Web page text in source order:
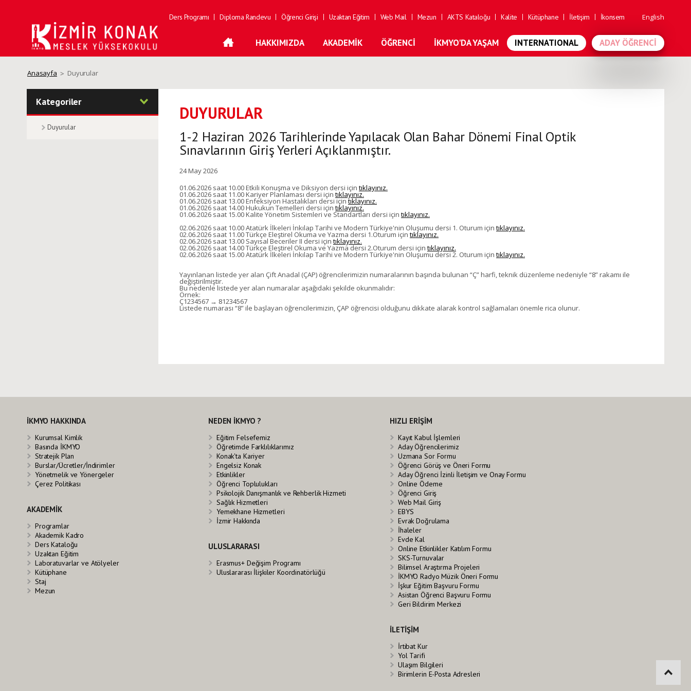
Ders Programı Diploma Randevu Öğrenci Girişi Uzaktan Eğitim Web Mail Mezun AKTS Kataloğu Kalite Kütüphane İletişim İkonsem English
HAKKIMIZDA AKADEMIK ÖĞRENCI İKMYO'DA YAŞAM INTERNATIONAL ADAY ÖĞRENCI
Anasayfa Duyurular
Kategoriler
Duyurular
DUYURULAR
1-2 Haziran 2026 Tarihlerinde Yapılacak Olan Bahar Dönemi Final Optik
Sınavlarının Giriş Yerleri Açıklanmıştır.
24 May 2026
01.06.2026 saat 10.00 Etkili Konuşma ve Diksiyon dersi için tıklayınız.
01.06.2026 saat 11.00 Kariyer Planlaması dersi için tıklayınız.
01.06.2026 saat 13.00 Enfeksiyon Hastalıkları dersi içintıklayınız.
01.06.2026 saat 14.00 Hukukun Temelleri dersi için tıklayınız.
01.06.2026 saat 15.00 Kalite Yönetim Sistemleri ve Standartları dersi için tıklayınız.
02.06.2026 saat 10.00 Atatürk İlkeleri İnkılap Tarihi ve Modern Türkiye'nin Oluşumu dersi 1. Oturum için tıklayınız.
02.06.2026 saat 11.00 Türkçe Eleştirel Okuma ve Yazma dersi 1.Oturum için tıklayınız.
02.06.2026 saat 13.00 Sayısal Beceriler II dersi için tıklayınız.
02.06.2026 saat 14.00 Türkçe Eleştirel Okuma ve Yazma dersi 2.Oturum dersi için tıklayınız.
02.06.2026 saat 15.00 Atatürk İlkeleri İnkılap Tarihi ve Modern Türkiye'nin Oluşumu dersi 2. Oturum için tıklayınız.
Yayınlanan listede yer alan Çift Anadal (ÇAP) öğrencilerimizin numaralarının başında bulunan “Ç” harfi, teknik düzenleme nedeniyle “8” rakamı ile
değiştirilmiştir.
Bu nedenle listede yer alan numaralar aşağıdaki şekilde okunmalıdır:
Örnek:
Ç1234567 → 81234567
Listede numarası “8” ile başlayan öğrencilerimizin, ÇAP öğrencisi olduğunu dikkate alarak kontrol sağlamaları önemle rica olunur.
İKMYO HAKKINDA
Kurumsal Kimlik
Basında İKMYO
Stratejik Plan
Burslar/Ücretler/İndirimler
Yönetmelik ve Yönergeler
Çerez Politikası
NEDEN İKMYO ?
Eğitim Felsefemiz
Öğretimde Farklılıklarımız
Konak'ta Kariyer
Engelsiz Konak
Etkinlikler
Öğrenci Toplulukları
Psikolojik Danışmanlık ve Rehberlik Hizmeti
Sağlık Hizmetleri
Yemekhane Hizmetleri
İzmir Hakkında
HIZLI ERİŞİM
Kayıt Kabul İşlemleri
Aday Öğrencilerimiz
Uzmana Sor Formu
Öğrenci Görüş ve Öneri Formu
Aday Öğrenci İzinli İletişim ve Onay Formu
Online Ödeme
Öğrenci Giriş
Web Mail Giriş
EBYS
Evrak Doğrulama
İhaleler
Evde Kal
Online Etkinlikler Katılım Formu
SKS-Turnuvalar
Bilimsel Araştırma Projeleri
İKMYO Radyo Müzik Öneri Formu
İşkur Eğitim Başvuru Formu
Asistan Öğrenci Başvuru Formu
Geri Bildirim Merkezi
AKADEMİK
Programlar
Akademik Kadro
Ders Kataloğu
Uzaktan Eğitim
Laboratuvarlar ve Atölyeler
Kütüphane
Staj
Mezun
ULUSLARARASI
Erasmus+ Değişim Programı
Uluslararası İlişkiler Koordinatörlüğü
İLETİŞİM
İrtibat Kur
Yol Tarifi
Ulaşım Bilgileri
Birimlerin E-Posta Adresleri